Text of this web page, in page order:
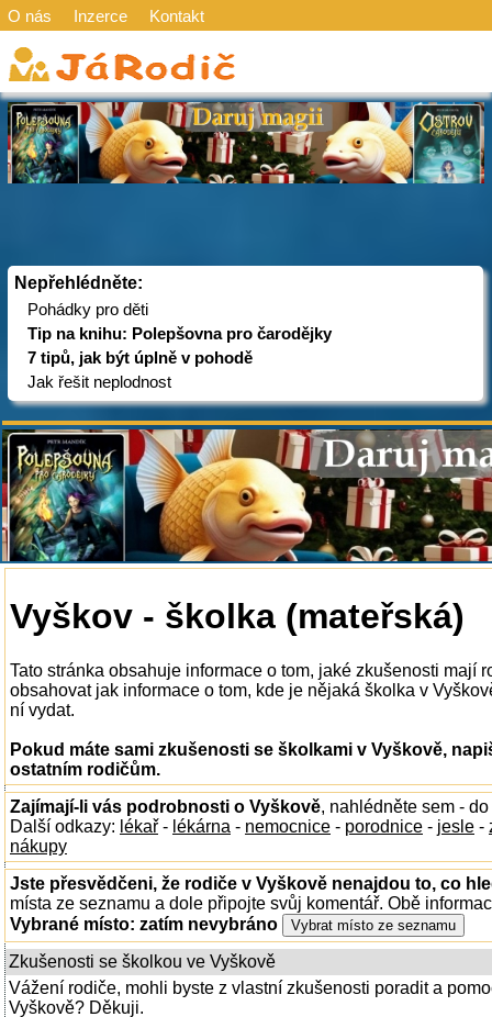
O nás Inzerce Kontakt
Nepřehlédněte:
Pohádky pro děti
Tip na knihu: Polepšovna pro čarodějky
7 tipů, jak být úplně v pohodě
Jak řešit neplodnost
Vyškov - školka (mateřská)
Tato stránka obsahuje informace o tom, jaké zkušenosti mají
obsahovat jak informace o tom, kde je nějaká školka v
ní vydat.
Pokud máte sami zkušenosti se školkami v Vyškově,
ostatním rodičům.
Zajímají-li vás podrobnosti o Vyškově, nahlédněte sem - do
Další odkazy: lékař - lékárna - nemocnice - porodnice - jesle -
nákupy
Jste přesvědčeni, že rodiče v Vyškově nenajdou to, co
místa ze seznamu a dole připojte svůj komentář. Obě
Vybrané místo: zatím nevybráno
Zkušenosti se školkou ve Vyškově
Vážení rodiče, mohli byste z vlastní zkušenosti poradit a
Vyškově? Děkuji.